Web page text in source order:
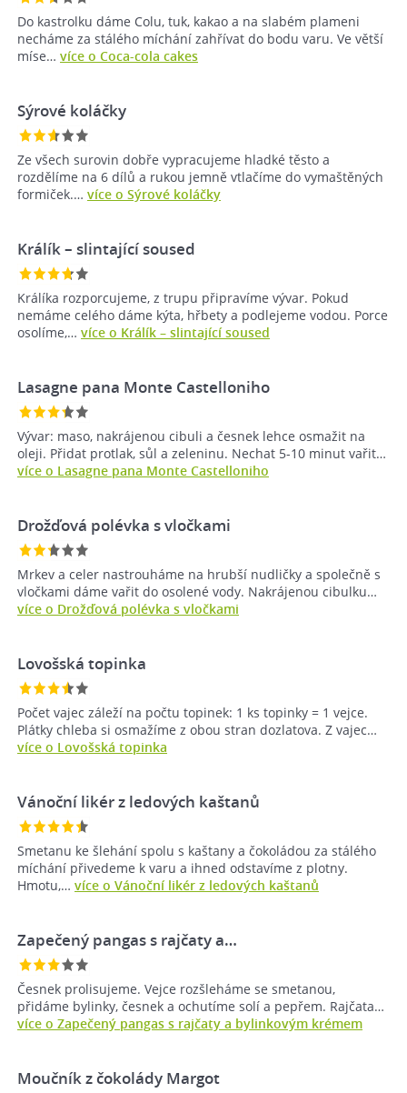
Do kastrolku dáme Colu, tuk, kakao a na slabém plameni
necháme za stálého míchání zahřívat do bodu varu. Ve větší
míse… více o Coca-cola cakes
Sýrové koláčky
Ze všech surovin dobře vypracujeme hladké těsto a
rozdělíme na 6 dílů a rukou jemně vtlačíme do vymaštěných
formiček.… více o Sýrové koláčky
Králík – slintající soused
Králíka rozporcujeme, z trupu připravíme vývar. Pokud
nemáme celého dáme kýta, hřbety a podlejeme vodou. Porce
osolíme,… více o Králík – slintající soused
Lasagne pana Monte Castelloniho
Vývar: maso, nakrájenou cibuli a česnek lehce osmažit na
oleji. Přidat protlak, sůl a zeleninu. Nechat 5-10 minut vařit…
více o Lasagne pana Monte Castelloniho
Drožďová polévka s vločkami
Mrkev a celer nastrouháme na hrubší nudličky a společně s
vločkami dáme vařit do osolené vody. Nakrájenou cibulku…
více o Drožďová polévka s vločkami
Lovošská topinka
Počet vajec záleží na počtu topinek: 1 ks topinky = 1 vejce.
Plátky chleba si osmažíme z obou stran dozlatova. Z vajec…
více o Lovošská topinka
Vánoční likér z ledových kaštanů
Smetanu ke šlehání spolu s kaštany a čokoládou za stálého
míchání přivedeme k varu a ihned odstavíme z plotny.
Hmotu,… více o Vánoční likér z ledových kaštanů
Zapečený pangas s rajčaty a…
Česnek prolisujeme. Vejce rozšleháme se smetanou,
přidáme bylinky, česnek a ochutíme solí a pepřem. Rajčata…
více o Zapečený pangas s rajčaty a bylinkovým krémem
Moučník z čokolády Margot